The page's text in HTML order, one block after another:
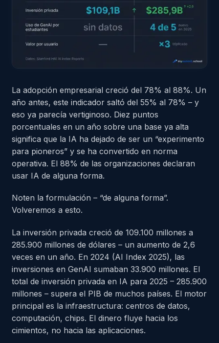
La adopción empresarial creció del 78% al 88%. Un
año antes, este indicador saltó del 55% al 78% – y
eso ya parecía vertiginoso. Diez puntos
porcentuales en un año sobre una base ya alta
significa que la IA ha dejado de ser un “experimento
para pioneros” y se ha convertido en norma
operativa. El 88% de las organizaciones declaran
usar IA de alguna forma.
Noten la formulación – “de alguna forma”.
Volveremos a esto.
La inversión privada creció de 109.100 millones a
285.900 millones de dólares – un aumento de 2,6
veces en un año. En 2024 (AI Index 2025), las
inversiones en GenAI sumaban 33.900 millones. El
total de inversión privada en IA para 2025 – 285.900
millones – supera el PIB de muchos países. El motor
principal es la infraestructura: centros de datos,
computación, chips. El dinero fluye hacia los
cimientos, no hacia las aplicaciones.